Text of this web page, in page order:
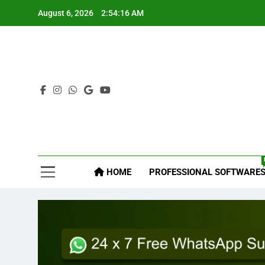
August 6, 2026 2:54:17 AM
HOME PROFESSIONAL SOFTWARES